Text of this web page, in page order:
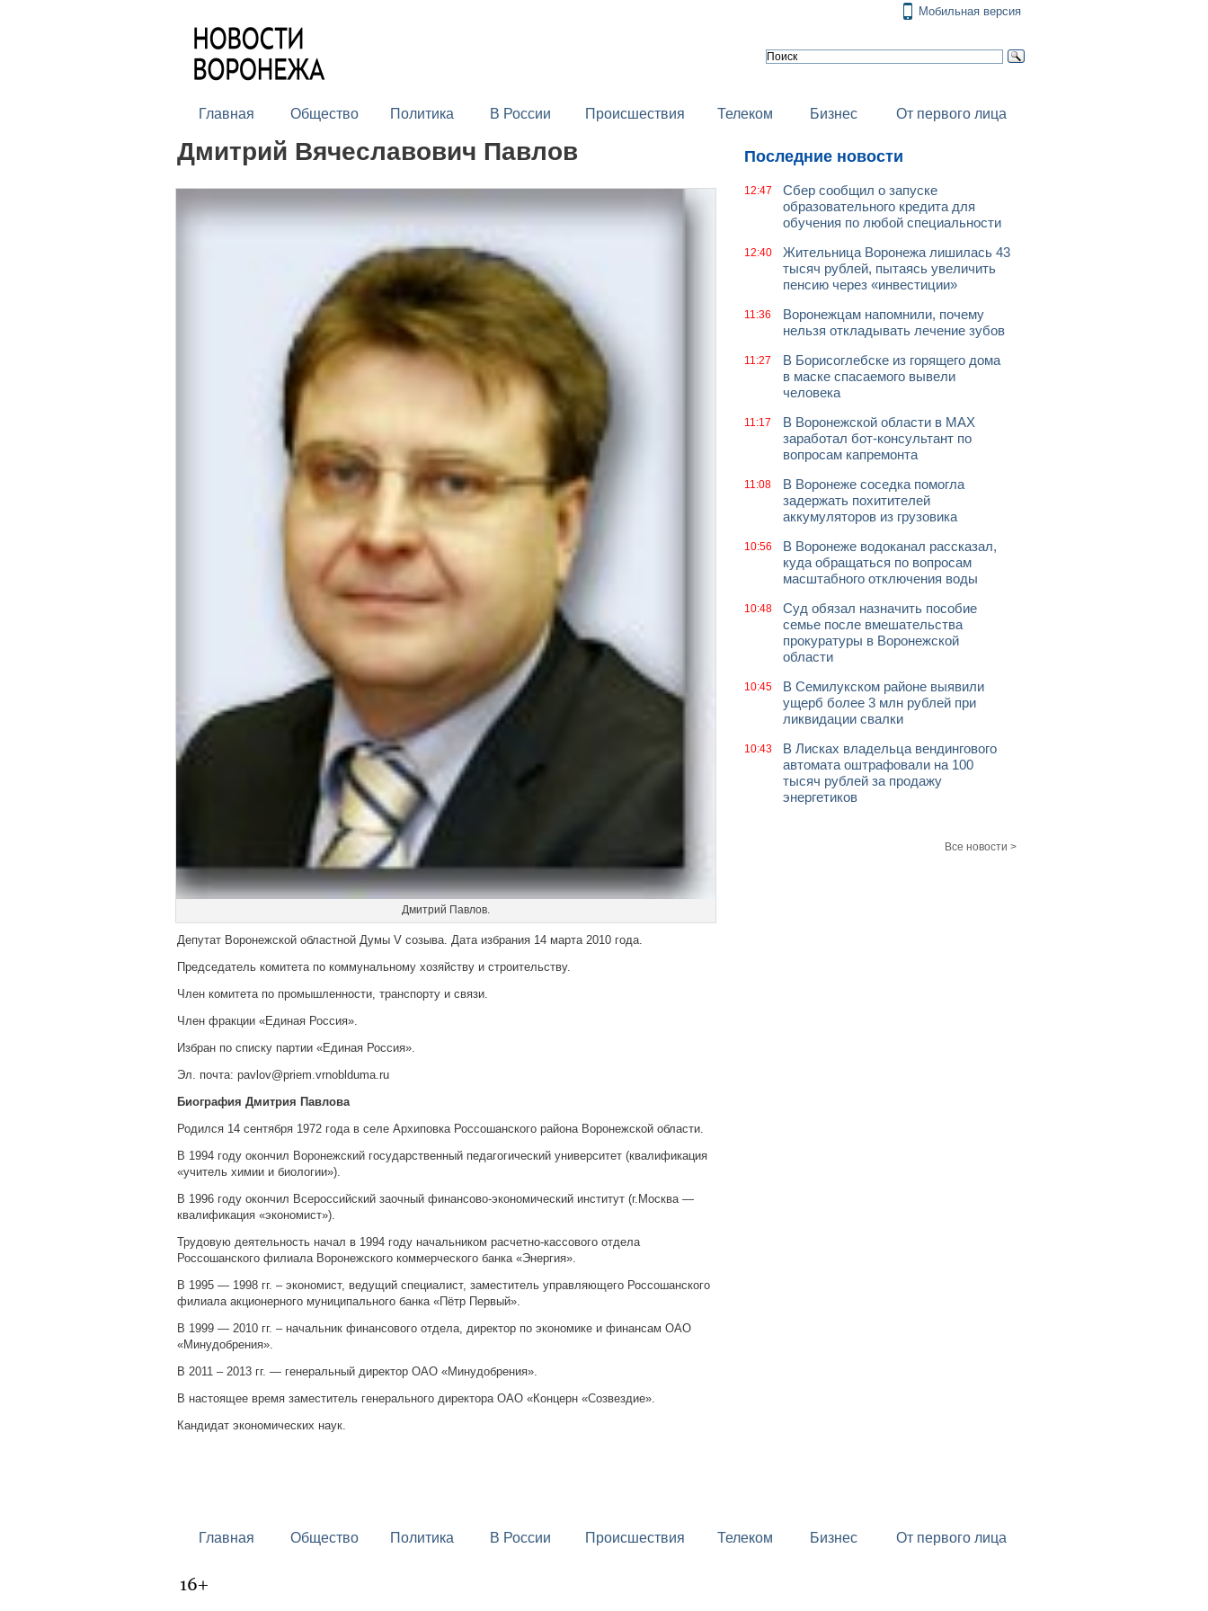
Мобильная версия
Главная Общество Политика В России Происшествия Телеком Бизнес От первого лица
Дмитрий Вячеславович Павлов
Дмитрий Павлов.
Депутат Воронежской областной Думы V созыва. Дата избрания 14 марта 2010 года.
Председатель комитета по коммунальному хозяйству и строительству.
Член комитета по промышленности, транспорту и связи.
Член фракции «Единая Россия».
Избран по списку партии «Единая Россия».
Эл. почта: pavlov@priem.vrnoblduma.ru
Биография Дмитрия Павлова
Родился 14 сентября 1972 года в селе Архиповка Россошанского района Воронежской области.
В 1994 году окончил Воронежский государственный педагогический университет (квалификация
«учитель химии и биологии»).
В 1996 году окончил Всероссийский заочный финансово-экономический институт (г.Москва —
квалификация «экономист»).
Трудовую деятельность начал в 1994 году начальником расчетно-кассового отдела
Россошанского филиала Воронежского коммерческого банка «Энергия».
В 1995 — 1998 гг. – экономист, ведущий специалист, заместитель управляющего Россошанского
филиала акционерного муниципального банка «Пётр Первый».
В 1999 — 2010 гг. – начальник финансового отдела, директор по экономике и финансам ОАО
«Минудобрения».
В 2011 – 2013 гг. — генеральный директор ОАО «Минудобрения».
В настоящее время заместитель генерального директора OAO «Концерн «Созвездие».
Кандидат экономических наук.
Последние новости
12:47
Сбер сообщил о запуске
образовательного кредита для
обучения по любой специальности
12:40
Жительница Воронежа лишилась 43
тысяч рублей, пытаясь увеличить
пенсию через «инвестиции»
11:36
Воронежцам напомнили, почему
нельзя откладывать лечение зубов
11:27
В Борисоглебске из горящего дома
в маске спасаемого вывели
человека
11:17
В Воронежской области в МАХ
заработал бот-консультант по
вопросам капремонта
11:08
В Воронеже соседка помогла
задержать похитителей
аккумуляторов из грузовика
10:56
В Воронеже водоканал рассказал,
куда обращаться по вопросам
масштабного отключения воды
10:48
Суд обязал назначить пособие
семье после вмешательства
прокуратуры в Воронежской
области
10:45
В Семилукском районе выявили
ущерб более 3 млн рублей при
ликвидации свалки
10:43
В Лисках владельца вендингового
автомата оштрафовали на 100
тысяч рублей за продажу
энергетиков
Все новости >
Главная Общество Политика В России Происшествия Телеком Бизнес От первого лица